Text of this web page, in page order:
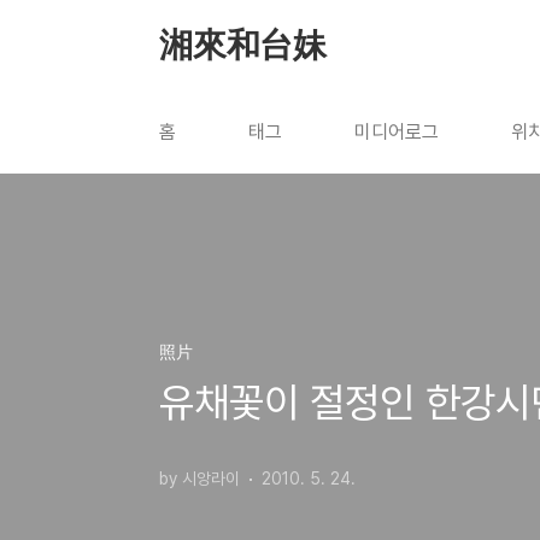
湘來和台妹
홈 태그 미디어로그 위
照片
유채꽃이 절정인 한강시
by 시앙라이 2010. 5. 24.